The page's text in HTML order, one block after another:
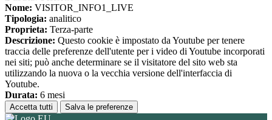
Nome: VISITOR_INFO1_LIVE
Tipologia: analitico
Proprieta: Terza-parte
Descrizione: Questo cookie è impostato da Youtube per tenere
traccia delle preferenze dell'utente per i video di Youtube incorporati
nei siti; può anche determinare se il visitatore del sito web sta
utilizzando la nuova o la vecchia versione dell'interfaccia di
Youtube.
Durata: 6 mesi
Accetta tutti Salva le preferenze